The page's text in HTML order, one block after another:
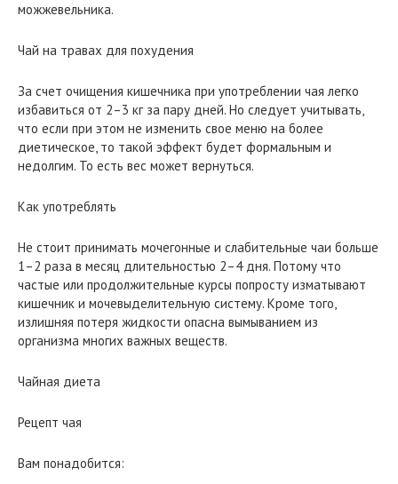
можжевельника.
Чай на травах для похудения
За счет очищения кишечника при употреблении чая легко
избавиться от 2–3 кг за пару дней. Но следует учитывать,
что если при этом не изменить свое меню на более
диетическое, то такой эффект будет формальным и
недолгим. То есть вес может вернуться.
Как употреблять
Не стоит принимать мочегонные и слабительные чаи больше
1–2 раза в месяц длительностью 2–4 дня. Потому что
частые или продолжительные курсы попросту изматывают
кишечник и мочевыделительную систему. Кроме того,
излишняя потеря жидкости опасна вымыванием из
организма многих важных веществ.
Чайная диета
Рецепт чая
Вам понадобится: